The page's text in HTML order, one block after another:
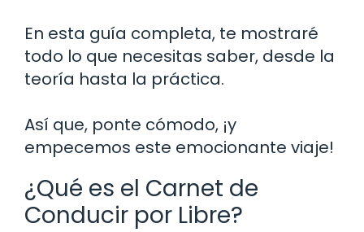
En esta guía completa, te mostraré
todo lo que necesitas saber, desde la
teoría hasta la práctica.
Así que, ponte cómodo, ¡y
empecemos este emocionante viaje!
¿Qué es el Carnet de
Conducir por Libre?